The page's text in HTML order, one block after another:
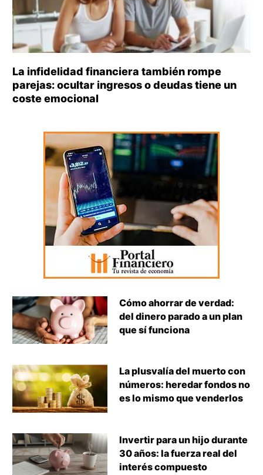
La infidelidad financiera también rompe
parejas: ocultar ingresos o deudas tiene un
coste emocional
Cómo ahorrar de verdad:
del dinero parado a un plan
que sí funciona
La plusvalía del muerto con
números: heredar fondos no
es lo mismo que venderlos
Invertir para un hijo durante
30 años: la fuerza real del
interés compuesto